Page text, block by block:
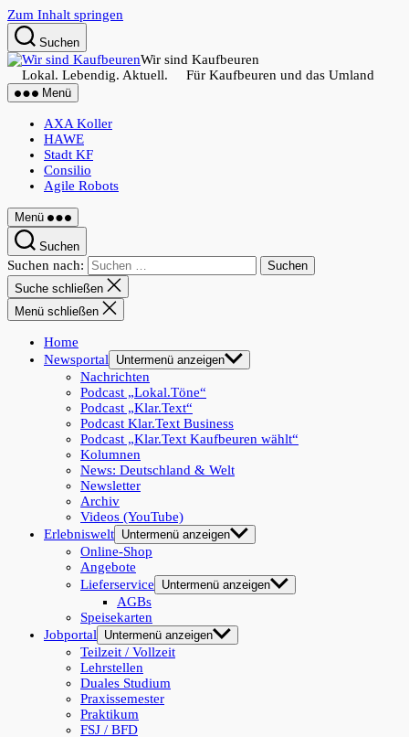
Zum Inhalt springen
Suchen
Wir sind Kaufbeuren
Lokal. Lebendig. Aktuell. Für Kaufbeuren und das Umland
Menü
AXA Koller
HAWE
Stadt KF
Consilio
Agile Robots
Menü
Suchen
Suchen nach:
Suche schließen
Menü schließen
Home
Newsportal
Untermenü anzeigen
Nachrichten
Podcast „Lokal.Töne“
Podcast „Klar.Text“
Podcast Klar.Text Business
Podcast „Klar.Text Kaufbeuren wählt“
Kolumnen
News: Deutschland & Welt
Newsletter
Archiv
Videos (YouTube)
Erlebniswelt Untermenü anzeigen
Online-Shop
Angebote
Lieferservice
Untermenü anzeigen
AGBs
Speisekarten
Jobportal
Untermenü anzeigen
Teilzeit / Vollzeit
Lehrstellen
Duales Studium
Praxissemester
Praktikum
FSJ / BFD